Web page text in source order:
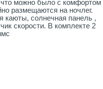
можно было с комфортом
размещаются на ночлег.
каюты, солнечная панель ,
скорости. В комплекте 2